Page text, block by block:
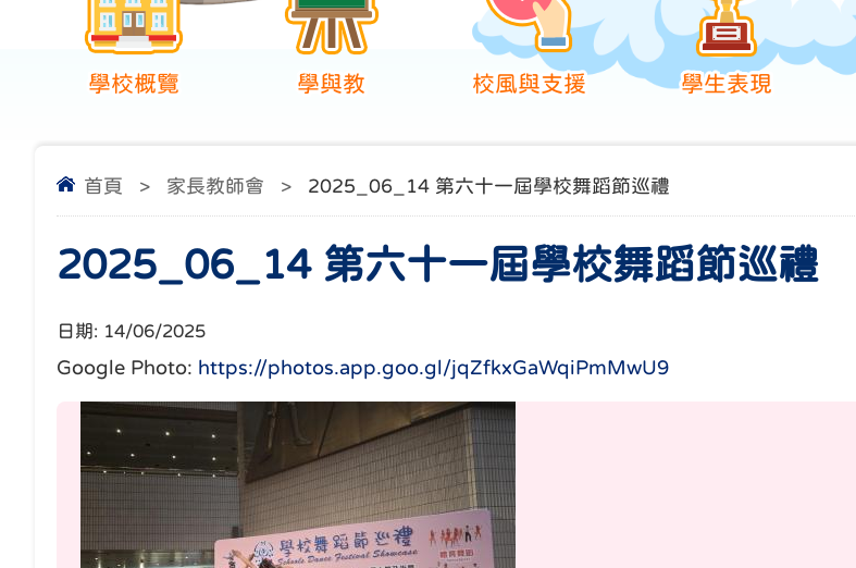
學校概覽 學與教 校風與支援 學生表現
首頁 > 家長教師會 > 2025_06_14 第六十一屆學校舞蹈節巡禮
2025_06_14 第六十一屆學校舞蹈節巡禮
日期: 14/06/2025
Google Photo: https://photos.app.goo.gl/jqZfkxGaWqiPmMwU9